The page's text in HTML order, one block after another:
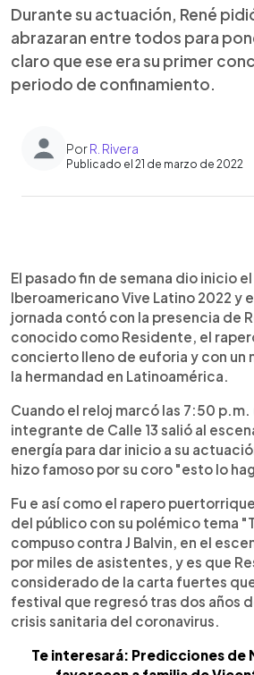
Durante su actuación, René
abrazaran entre todos para
claro que ese era su primer
periodo de confinamiento.
PorR. Rivera
Publicado el 21 de marzo de 2022
► Escuchar artículo
El pasado fin de semana dio inicio
Iberoamericano Vive Latino 2022 y
jornada contó con la presencia de
conocido como Residente, el
concierto lleno de euforia y con un
la hermandad en Latinoamérica.
Cuando el reloj marcó las 7:50 p.m.
integrante de Calle 13 salió al
energía para dar inicio a su
hizo famoso por su coro "esto lo
Fu e así como el rapero
del público con su polémico tema
compuso contra J Balvin, en el
por miles de asistentes, y es que
considerado de la carta fuertes
festival que regresó tras dos años
crisis sanitaria del coronavirus.
Te interesará: Predicciones de